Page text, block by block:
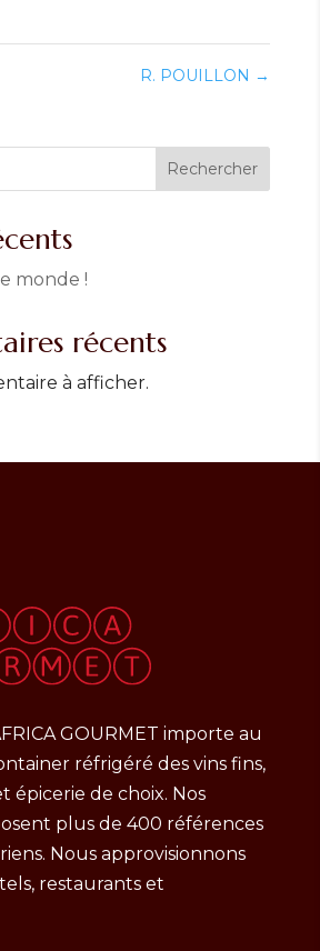
R. POUILLON →
Rechercher
monde !
récents
à afficher.
GOURMET importe au
réfrigéré des vins fins,
épicerie de choix. Nos
plus de 400 références
Nous approvisionnons
restaurants et